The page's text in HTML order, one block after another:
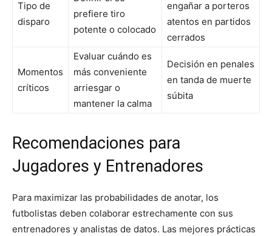
Tipo de
disparo
prefiere tiro
potente o colocado
engañar a porteros
atentos en partidos
cerrados
Momentos
críticos
Evaluar cuándo es
más conveniente
arriesgar o
mantener la calma
Decisión en penales
en tanda de muerte
súbita
Recomendaciones para
Jugadores y Entrenadores
Para maximizar las probabilidades de anotar, los
futbolistas deben colaborar estrechamente con sus
entrenadores y analistas de datos. Las mejores prácticas